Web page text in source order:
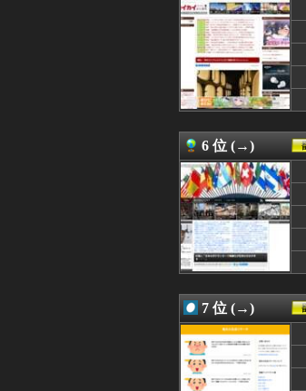
08/08 11:50
08/08 11:46
08/08 11:37
08/08 11:34
08/08 11:30
08/08 11:15
08/08 11:06
08/08 11:00
08/08 11:00
08/08 11:00
08/08 10:46
08/08 10:45
08/08 10:41
08/08 10:31
08/08 10:30
08/08 10:19
08/08 09:35
08/08 09:31
08/08 09:25
08/08 09:18
08/08 09:11
08/08 09:03
6 位 (→)
7 位 (→)